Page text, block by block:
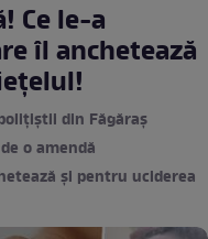
Ce le-a
îl anchetează
din Făgăraș
o amendă
și pentru uciderea